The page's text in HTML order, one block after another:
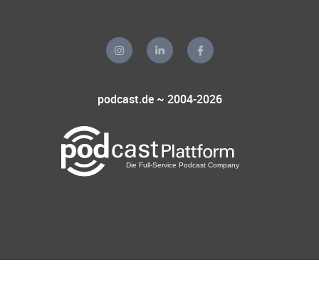
podcast.de ~ 2004-2026